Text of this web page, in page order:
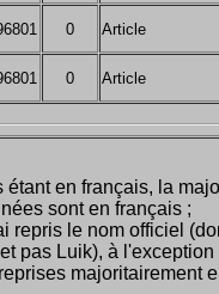
0 Article
0 Article
étant en français, la
sont en français ;
repris le nom officiel
pas Luik), à l'exception
majoritairement